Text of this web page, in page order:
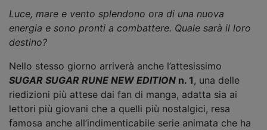
Luce, mare e vento splendono ora di una nuova
energia e sono pronti a combattere. Quale sarà il loro
destino?
Nello stesso giorno arriverà anche l’attesissimo
SUGAR SUGAR RUNE NEW EDITION n. 1 , una delle
riedizioni più attese dai fan di manga, adatta sia ai
lettori più giovani che a quelli più nostalgici, resa
famosa anche all’indimenticabile serie animata che ha